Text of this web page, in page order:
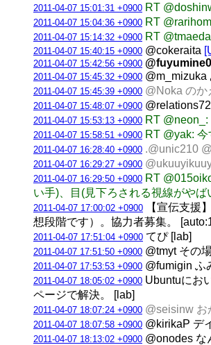
2011-04-07 15:01:31 +0900 RT
2011-04-07 15:04:36 +0900 RT
2011-04-07 15:14:32 +0900 RT
2011-04-07 15:40:15 +0900 @cokeraita
2011-04-07 15:42:56 +0900
2011-04-07 15:45:32 +0900 @m_mizuka
2011-04-07 15:45:39 +0900 @Noka のか
2011-04-07 15:48:07 +0900
2011-04-07 15:53:13 +0900 RT
2011-04-07 15:58:51 +0900 RT @yak:
2011-04-07 16:28:40 +0900 .@unic210
2011-04-07 16:29:27 +0900
2011-04-07 16:29:50 +0900 RT
い手)、目(見下ろされる視線がやば
2011-04-07 17:00:02 +0900 【宣伝支援
想段階です）。協力者募集。
2011-04-07 17:51:04 +0900 てぴ [lab]
2011-04-07 17:51:50 +0900 @tmyt その
2011-04-07 17:53:53 +0900 @fumigin ふ
2011-04-07 18:05:02 +0900 Ubuntuにお
ページで解決。 [lab]
2011-04-07 18:07:24 +0900 @seisinw お
2011-04-07 18:07:58 +0900 @kirikaP デ
2011-04-07 18:13:02 +0900 @onodes